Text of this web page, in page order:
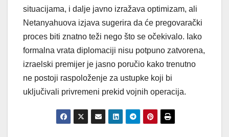
situacijama, i dalje javno izražava optimizam, ali
Netanyahuova izjava sugerira da će pregovarački
proces biti znatno teži nego što se očekivalo. Iako
formalna vrata diplomaciji nisu potpuno zatvorena,
izraelski premijer je jasno poručio kako trenutno
ne postoji raspoloženje za ustupke koji bi
uključivali privremeni prekid vojnih operacija.